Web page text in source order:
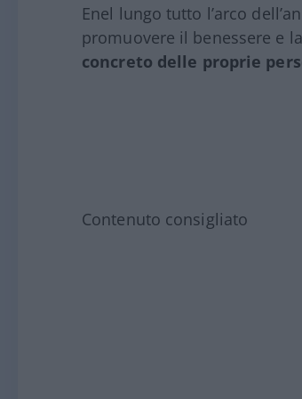
Enel lungo tutto l’arco
promuovere il benessere e
concreto delle proprie
Contenuto consigliato